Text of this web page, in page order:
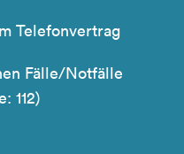
Telefonvertrag
Fälle/Notfälle
112)